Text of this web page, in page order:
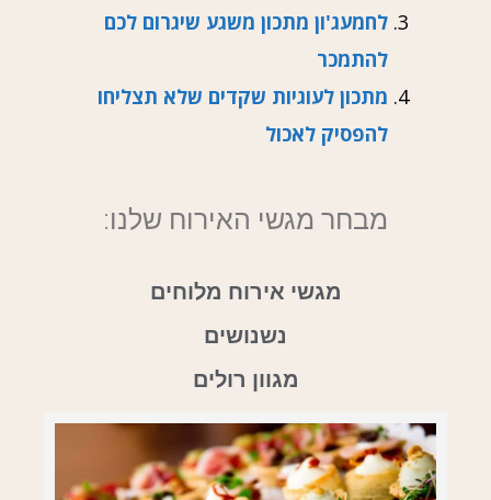
לחמעג'ון מתכון משגע שיגרום לכם
להתמכר
מתכון לעוגיות שקדים שלא תצליחו
להפסיק לאכול
מבחר מגשי האירוח שלנו:
מגשי אירוח מלוחים
נשנושים
מגוון רולים